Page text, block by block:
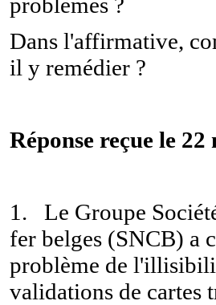
Dans l'affirmative,
il y remédier ?
Réponse reçue le 22
1. Le Groupe
fer belges (SNCB) a
problème de
validations de cartes